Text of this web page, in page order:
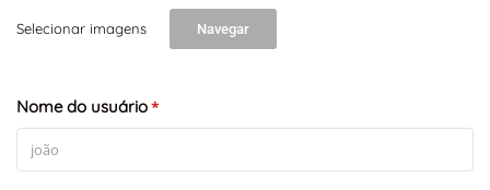
Selecionar imagens Navegar
Nome do usuário*